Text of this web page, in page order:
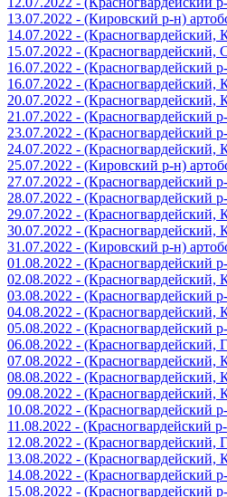
13.07.2022 - (Кировский р-н)
14.07.2022 -
15.07.2022 -
16.07.2022 - (Красногвардейский
16.07.2022 -
20.07.2022 -
21.07.2022 - (Красногвардейский
23.07.2022 - (Красногвардейский
24.07.2022 -
25.07.2022 - (Кировский р-н)
27.07.2022 - (Красногвардейский
28.07.2022 - (Красногвардейский
29.07.2022 -
30.07.2022 -
31.07.2022 - (Кировский р-н)
01.08.2022 - (Красногвардейский
02.08.2022 -
03.08.2022 - (Красногвардейский
04.08.2022 -
05.08.2022 - (Красногвардейский
06.08.2022 -
07.08.2022 -
08.08.2022 -
09.08.2022 -
10.08.2022 - (Красногвардейский
11.08.2022 - (Красногвардейский
12.08.2022 -
13.08.2022 -
14.08.2022 - (Красногвардейский
15.08.2022 - (Красногвардейский